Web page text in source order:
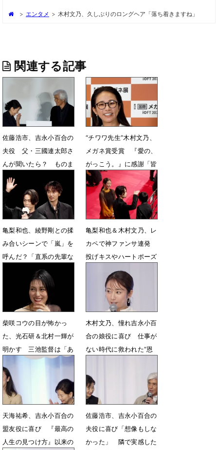
> エンタメ > 木村文乃、久しぶりのロングヘア「落ち着きますね」
関連する記事
佐藤浩市、吉永小百合の
夫役 父・三國連太郎さ
んが聞いたら？ ものま
ねで再現「あぁそう」
10月31日 20時40分
“チワワ先生”木村文乃、
メガネ賞受賞 『愛の、
がっこう。』に感謝「皆
に伝えたい」
10月1日 22時31分
亀梨和也、綾野剛との揉
み合いシーンで「嵐」を
呼んだ？「直系の先輩な
ので…大切な…」
6月25日 08時14分
亀梨和也＆木村文乃、レ
カペで神ファンサ連発
投げキスやハートポーズ
や話しかけも
6月25日 08時03分
柴咲コウの目が怖かっ
た、光石研＆北村一輝が
明かす 三池監督は「あ
ない」
6月25日 07時54分
木村文乃、憧れ吉永小百
合の娘役に喜び 仕事が
ない時代に救われた“恩
天海祐希、吉永小百合の
盟友役に喜び 『最高の
人生の見つけ方』以来の
佐藤浩市、吉永小百合の
夫役に喜び「想像もしな
かった」 隣で実感した